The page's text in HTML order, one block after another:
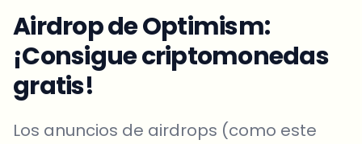
Airdrop de Optimism:
¡Consigue criptomonedas
gratis!
Los anuncios de airdrops (como este